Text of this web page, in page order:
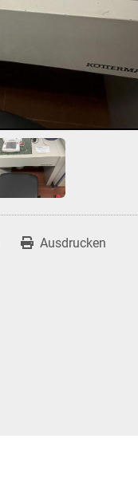
Ausdrucken